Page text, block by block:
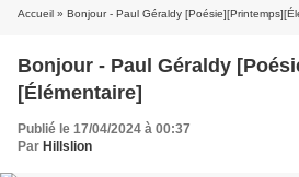
Accueil » Bonjour - Paul Géraldy
Bonjour - Paul Géraldy
[Élémentaire]
Publié le 17/04/2024 à 00:37
Par Hillslion